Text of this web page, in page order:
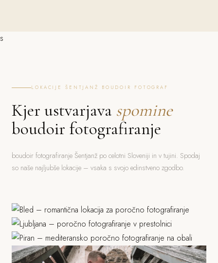
s
LOKACIJE ŠENTJANŽ BOUDOIR FOTOGRAF
Kjer ustvarjava spomine
boudoir fotografiranje
boudoir fotografiranje Šentjanž po celotni Sloveniji in v tujini. Spodaj
so naše najljubše lokacije – vsaka s svojo edinstveno zgodbo.
Grad, stara mesta, parki
Piran
Morje, mediteranska arhitektura